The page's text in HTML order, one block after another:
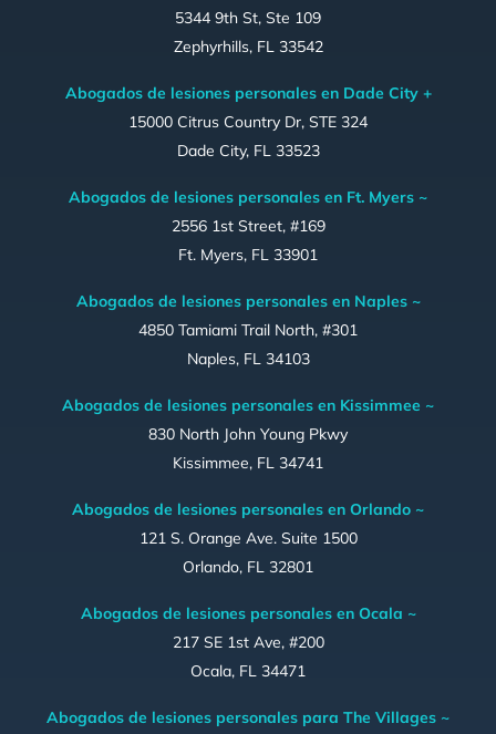
5344 9th St, Ste 109
Zephyrhills, FL 33542
Abogados de lesiones personales en Dade City +
15000 Citrus Country Dr, STE 324
Dade City, FL 33523
Abogados de lesiones personales en Ft. Myers ~
2556 1st Street, #169
Ft. Myers, FL 33901
Abogados de lesiones personales en Naples ~
4850 Tamiami Trail North, #301
Naples, FL 34103
Abogados de lesiones personales en Kissimmee ~
830 North John Young Pkwy
Kissimmee, FL 34741
Abogados de lesiones personales en Orlando ~
121 S. Orange Ave. Suite 1500
Orlando, FL 32801
Abogados de lesiones personales en Ocala ~
217 SE 1st Ave, #200
Ocala, FL 34471
Abogados de lesiones personales para The Villages ~